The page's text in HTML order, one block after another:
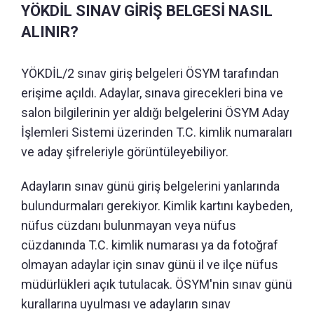
YÖKDİL SINAV GİRİŞ BELGESİ NASIL
ALINIR?
YÖKDİL/2 sınav giriş belgeleri ÖSYM tarafından
erişime açıldı. Adaylar, sınava girecekleri bina ve
salon bilgilerinin yer aldığı belgelerini ÖSYM Aday
İşlemleri Sistemi üzerinden T.C. kimlik numaraları
ve aday şifreleriyle görüntüleyebiliyor.
Adayların sınav günü giriş belgelerini yanlarında
bulundurmaları gerekiyor. Kimlik kartını kaybeden,
nüfus cüzdanı bulunmayan veya nüfus
cüzdanında T.C. kimlik numarası ya da fotoğraf
olmayan adaylar için sınav günü il ve ilçe nüfus
müdürlükleri açık tutulacak. ÖSYM'nin sınav günü
kurallarına uyulması ve adayların sınav